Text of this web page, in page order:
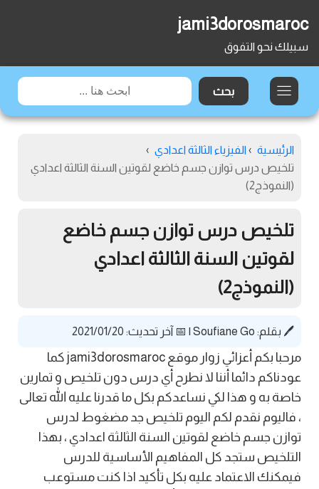
jami3dorosmaroc
سبيلك نحو التفوق
الرئيسية › الفيزياء الثالثة اعدادي ›
تلخيص درس توازن جسم خاضع لقوتين السنة الثالثة اعدادي
(النموذج2)
تلخيص درس توازن جسم خاضع
لقوتين السنة الثالثة اعدادي
(النموذج2)
🖊️ بقلم: Soufiane Go
| 📅 آخر تحديث: 2021/01/20
مرحبا بكم أعزائي زوار موقع jami3dorosmaroc كما
عودناكم دائما أننا لا نطرح أي درس دون تلخيص و تمارين
خاصة به و هذا لكي نساعدكم بكل ما قدرنا عليه الله تعالى
، فاليوم نقدم لكم اليوم تلخيص جد مضغوط لدرس
توازن جسم خاضع لقوتين السنة الثالثة اعدادي ، بهذا
التلخيص ستجد كل المفاهيم الأساسية للدرس
فيمكنك الاعتماد عليه بكل تأكيد اذا كنت مستوعب